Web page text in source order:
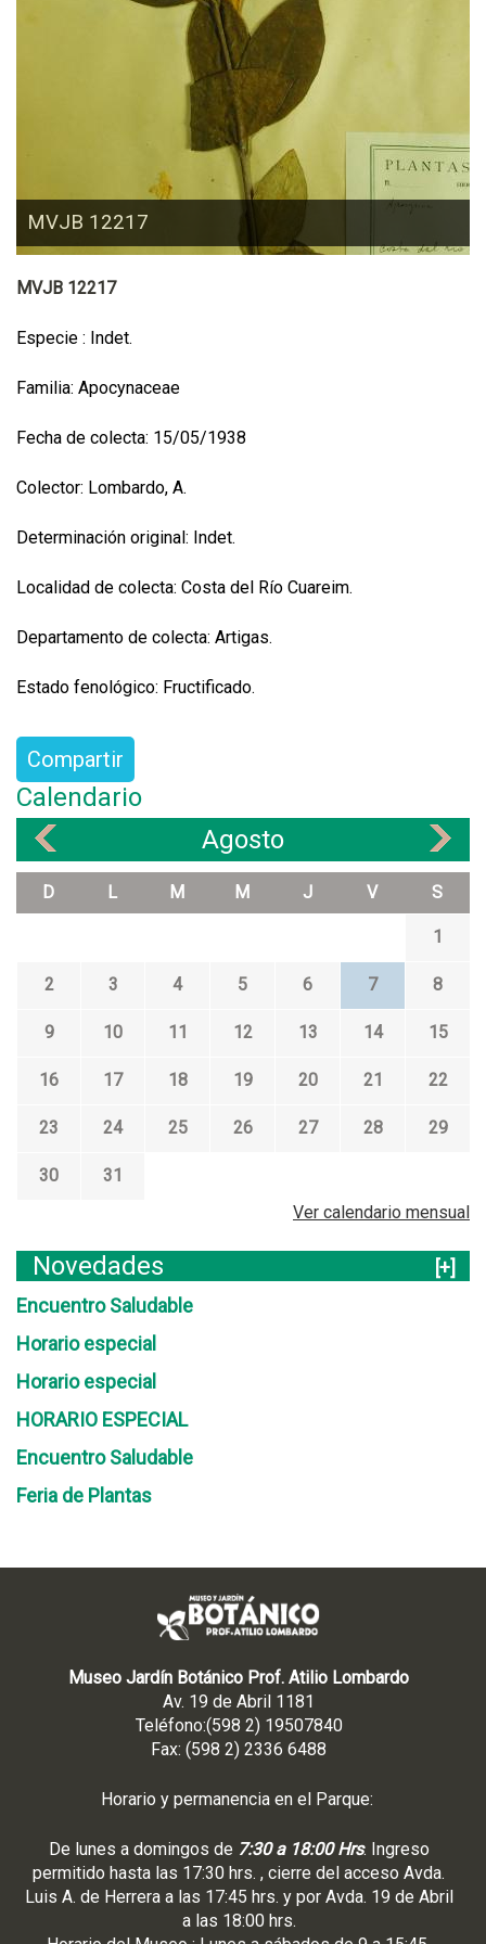
MVJB 12217
MVJB 12217
Especie : Indet.
Familia: Apocynaceae
Fecha de colecta: 15/05/1938
Colector: Lombardo, A.
Determinación original: Indet.
Localidad de colecta: Costa del Río Cuareim.
Departamento de colecta: Artigas.
Estado fenológico: Fructificado.
Compartir
Calendario
Agosto
D L M M J V S
1
2 3 4 5 6 7 8
9 10 11 12 13 14 15
16 17 18 19 20 21 22
23 24 25 26 27 28 29
30
31
Ver calendario mensual
Novedades
[+]
Encuentro Saludable
Horario especial
Horario especial
HORARIO ESPECIAL
Encuentro Saludable
Feria de Plantas
Museo Jardín Botánico Prof. Atilio Lombardo
Av. 19 de Abril 1181
Teléfono:(598 2) 19507840
Fax: (598 2) 2336 6488
Horario y permanencia en el Parque:
De lunes a domingos de 7:30 a 18:00 Hrs. Ingreso
permitido hasta las 17:30 hrs. , cierre del acceso Avda.
Luis A. de Herrera a las 17:45 hrs. y por Avda. 19 de Abril
a las 18:00 hrs.